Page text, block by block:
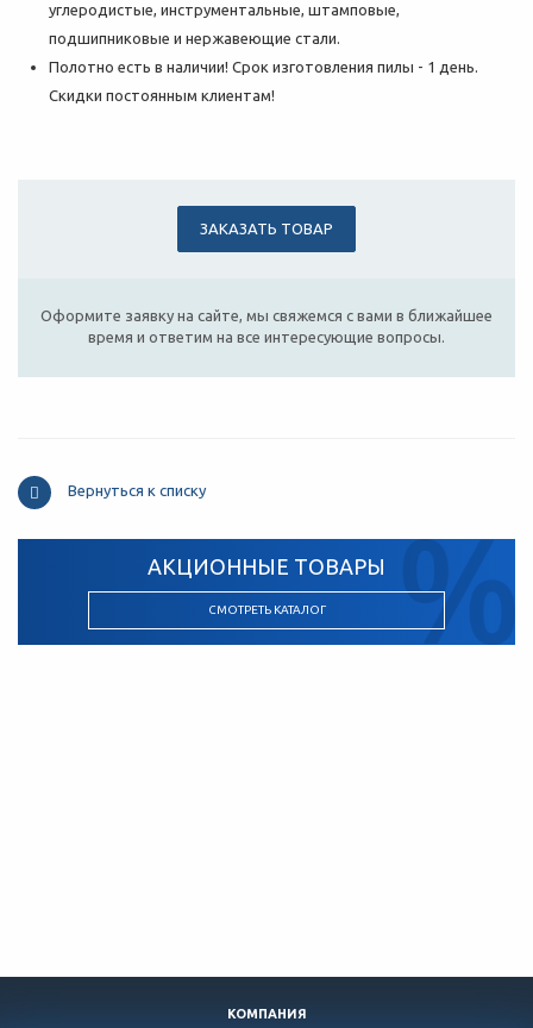
углеродистые, инструментальные, штамповые,
подшипниковые и нержавеющие стали.
Полотно есть в наличии! Срок изготовления пилы - 1 день.
Скидки постоянным клиентам!
ЗАКАЗАТЬ ТОВАР
Оформите заявку на сайте, мы свяжемся с вами в ближайшее
время и ответим на все интересующие вопросы.
Вернуться к списку
АКЦИОННЫЕ ТОВАРЫ
СМОТРЕТЬ КАТАЛОГ
КОМПАНИЯ